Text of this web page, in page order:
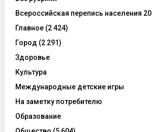
Всероссийская перепись населения
Главное (2 424)
Город (2 291)
Здоровье
Культура
Международные детские игры
На заметку потребителю
Образование